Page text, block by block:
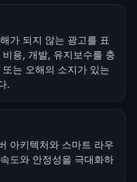
가 되지 않는 광고를 표
용, 개발, 유지보수를 충
는 오해의 소지가 있는
.
아키텍처와 스마트 라우
도와 안정성을 극대화하